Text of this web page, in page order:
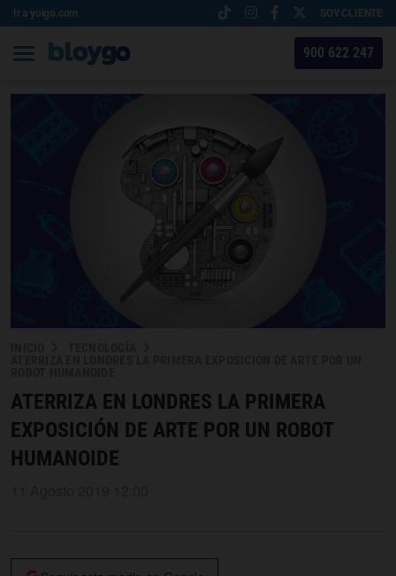
Ir a yoigo.com SOY CLIENTE
900 622 247
ATERRIZA EN LONDRES LA PRIMERA
EXPOSICIÓN DE ARTE POR UN ROBOT
HUMANOIDE